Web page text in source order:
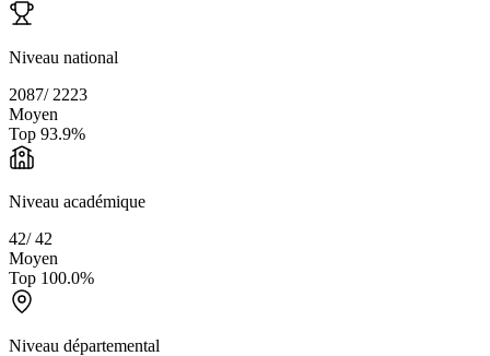
Niveau national
2087/ 2223
Moyen
Top 93.9%
Niveau académique
42/42
Moyen
Top 100.0%
Niveau départemental